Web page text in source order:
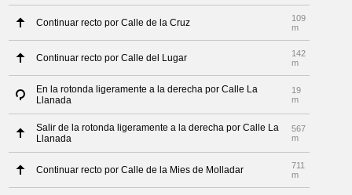
Continuar recto por Calle de la Cruz
109
m
Continuar recto por Calle del Lugar
142
m
En la rotonda ligeramente a la derecha por Calle La
Llanada
19
m
Salir de la rotonda ligeramente a la derecha por Calle La
Llanada
567
m
Continuar recto por Calle de la Mies de Molladar
711
m